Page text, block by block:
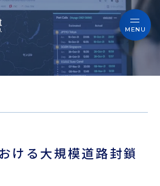
知る
知る
ける大規模道路封鎖